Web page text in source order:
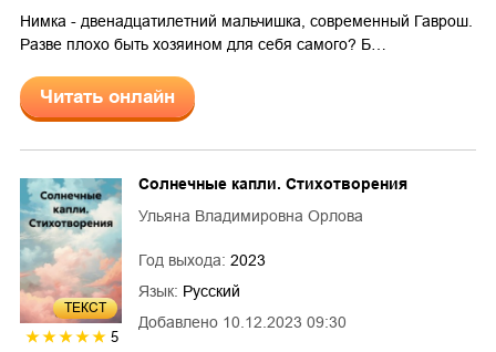
Нимка - двенадцатилетний мальчишка, современный Гаврош.
Разве плохо быть хозяином для себя самого? Б…
Читать онлайн
ТЕКСТ
5
Добавлено 10.12.2023 09:30
Солнечные капли. Стихотворения
Ульяна Владимировна Орлова
Год выхода: 2023
Язык: Русский